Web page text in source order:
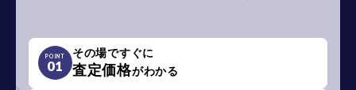
POINT
01
その場ですぐに
査定価格がわかる